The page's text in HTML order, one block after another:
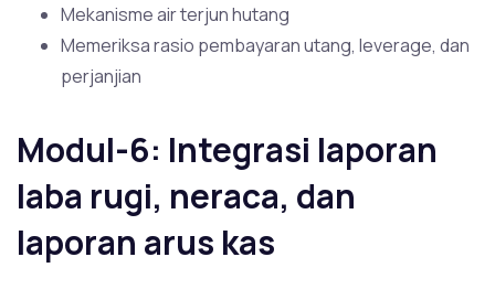
Mekanisme air terjun hutang
Memeriksa rasio pembayaran utang, leverage, dan
perjanjian
Modul-6: Integrasi laporan
laba rugi, neraca, dan
laporan arus kas